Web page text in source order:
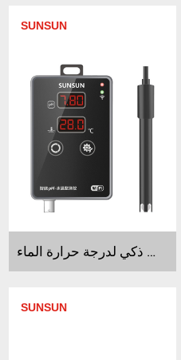
SUNSUN
مراقب ذكي لدرجة حرارة الماء
SUNSUN